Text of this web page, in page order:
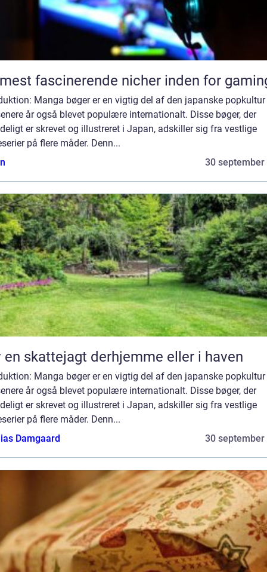
fascinerende nicher inden for
Manga bøger er en vigtig del af den japanske popkultur
år også blevet populære internationalt. Disse bøger, der
er skrevet og illustreret i Japan, adskiller sig fra vestlige
på flere måder. Denn...
30 september
en skattejagt derhjemme eller i haven
Manga bøger er en vigtig del af den japanske popkultur
år også blevet populære internationalt. Disse bøger, der
er skrevet og illustreret i Japan, adskiller sig fra vestlige
på flere måder. Denn...
Damgaard
30 september